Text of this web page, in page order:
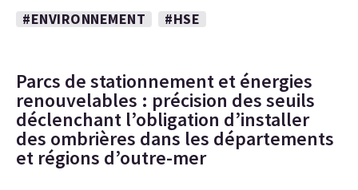
#ENVIRONNEMENT
#HSE
Parcs de stationnement et énergies
renouvelables : précision des seuils
déclenchant l’obligation d’installer
des ombrières dans les départements
et régions d’outre-mer